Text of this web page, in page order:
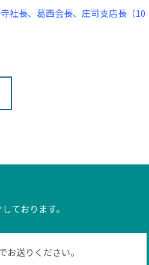
社長、葛西会長、庄司支店長（10
ております。
送りください。